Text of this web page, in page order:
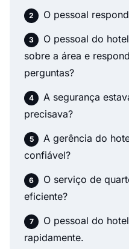
O pessoal
O pessoal do
sobre a área e
perguntas?
A segurança
precisava?
A gerência do
confiável?
O serviço de
eficiente?
O pessoal do
rapidamente.